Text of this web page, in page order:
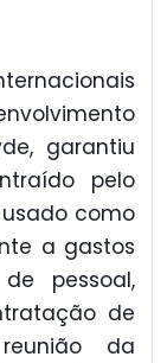
garantiu
pelo
como
a gastos
pessoal,
de
da